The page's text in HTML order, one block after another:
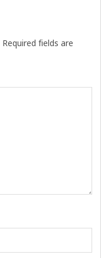
Required fields are